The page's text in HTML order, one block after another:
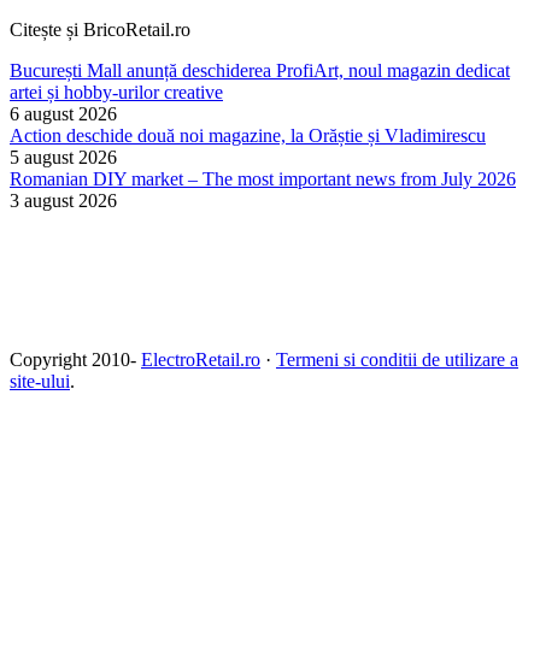
Citește și BricoRetail.ro
București Mall anunță deschiderea ProfiArt, noul magazin dedicat
artei și hobby-urilor creative
6 august 2026
Action deschide două noi magazine, la Orăștie și Vladimirescu
5 august 2026
Romanian DIY market – The most important news from July 2026
3 august 2026
Copyright 2010- ElectroRetail.ro · Termeni si conditii de utilizare a
site-ului.